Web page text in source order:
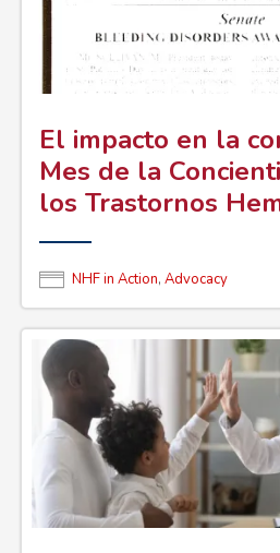
El impacto en la
Mes de la
los Trastornos
NHF in Action, Advocacy